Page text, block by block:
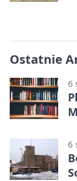
Ostatnie
6
6